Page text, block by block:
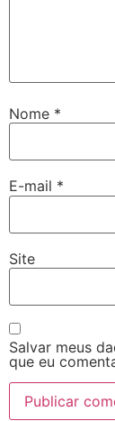
Nome *
E-mail *
Site
Salvar meus
que eu